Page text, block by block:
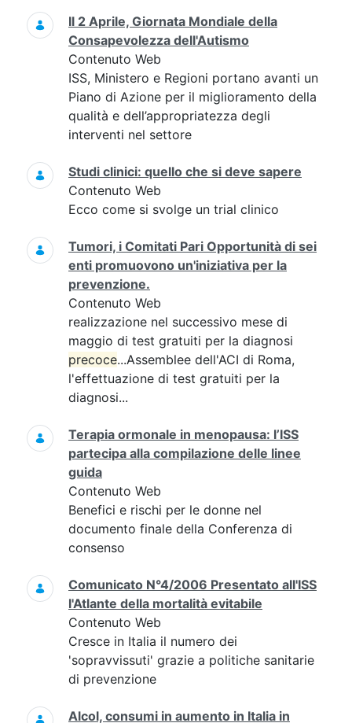
Il 2 Aprile, Giornata Mondiale della
Consapevolezza dell'Autismo
Contenuto Web
ISS, Ministero e Regioni portano avanti un
Piano di Azione per il miglioramento della
qualità e dell’appropriatezza degli
interventi nel settore
Studi clinici: quello che si deve sapere
Contenuto Web
Ecco come si svolge un trial clinico
Tumori, i Comitati Pari Opportunità di sei
enti promuovono un'iniziativa per la
prevenzione.
Contenuto Web
realizzazione nel successivo mese di
maggio di test gratuiti per la diagnosi
precoce...Assemblee dell'ACI di Roma,
l'effettuazione di test gratuiti per la
diagnosi...
Terapia ormonale in menopausa: l’ISS
partecipa alla compilazione delle linee
guida
Contenuto Web
Benefici e rischi per le donne nel
documento finale della Conferenza di
consenso
Comunicato N°4/2006 Presentato all'ISS
l'Atlante della mortalità evitabile
Contenuto Web
Cresce in Italia il numero dei
'sopravvissuti' grazie a politiche sanitarie
di prevenzione
Alcol, consumi in aumento in Italia in